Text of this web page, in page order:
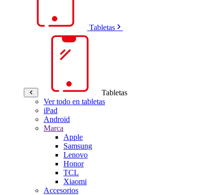
Tabletas
Tabletas
Ver todo en tabletas
iPad
Android
Marca
Apple
Samsung
Lenovo
Honor
TCL
Xiaomi
Accesorios